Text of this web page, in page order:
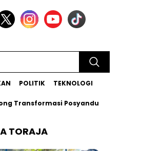
POLITIK TEKNOLOGI
Posyandu Era Baru
TORAJA